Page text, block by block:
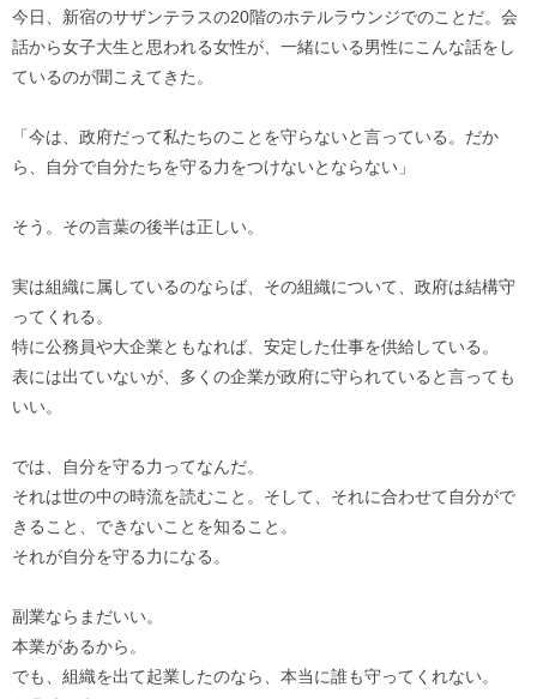
今日、新宿のサザンテラスの20階のホテルラウンジでのことだ。会
話から女子大生と思われる女性が、一緒にいる男性にこんな話をし
ているのが聞こえてきた。
「今は、政府だって私たちのことを守らないと言っている。だか
ら、自分で自分たちを守る力をつけないとならない」
そう。その言葉の後半は正しい。
実は組織に属しているのならば、その組織について、政府は結構守
ってくれる。
特に公務員や大企業ともなれば、安定した仕事を供給している。
表には出ていないが、多くの企業が政府に守られていると言っても
いい。
では、自分を守る力ってなんだ。
それは世の中の時流を読むこと。そして、それに合わせて自分がで
きること、できないことを知ること。
それが自分を守る力になる。
副業ならまだいい。
本業があるから。
でも、組織を出て起業したのなら、本当に誰も守ってくれない。